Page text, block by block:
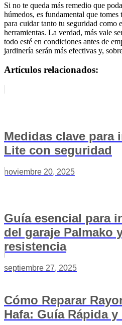
Si no te queda más remedio que
húmedos, es fundamental que tomes
para cuidar tanto tu seguridad como
herramientas. La verdad, más vale
todo esté en condiciones antes de
jardinería serán más efectivas y,
Artículos relacionados:
Medidas clave para
Lite con seguridad
noviembre 20, 2025
Guía esencial para
del garaje Palmako
resistencia
septiembre 27, 2025
Cómo Reparar
Hafa: Guía Rápida